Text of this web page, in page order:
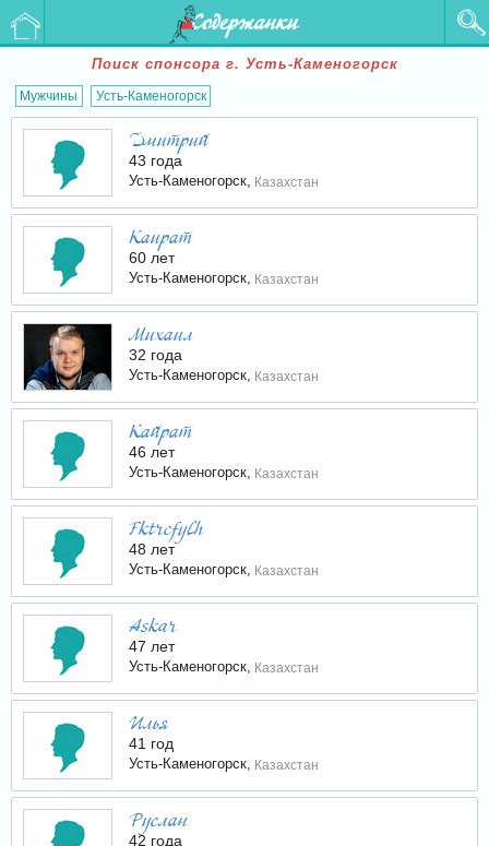
Содержанки
Поиск спонсора г. Усть-Каменогорск
Мужчины Усть-Каменогорск
Дмитрий
43 года
Усть-Каменогорск, Казахстан
Каират
60 лет
Усть-Каменогорск, Казахстан
Михаил
32 года
Усть-Каменогорск, Казахстан
Кайрат
46 лет
Усть-Каменогорск, Казахстан
Fktrcfylh
48 лет
Усть-Каменогорск, Казахстан
Askar
47 лет
Усть-Каменогорск, Казахстан
Илья
41 год
Усть-Каменогорск, Казахстан
Руслан
42 года